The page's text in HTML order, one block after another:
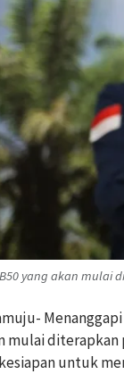
yang akan mulai
mulai
untuk